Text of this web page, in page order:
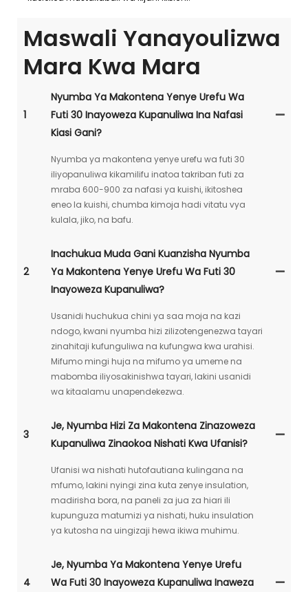
Maswali Yanayoulizwa
Mara Kwa Mara
1
Nyumba Ya Makontena Yenye Urefu Wa
Futi 30 Inayoweza Kupanuliwa Ina Nafasi
Kiasi Gani?
Nyumba ya makontena yenye urefu wa futi 30
iliyopanuliwa kikamilifu inatoa takriban futi za
mraba 600-900 za nafasi ya kuishi, ikitoshea
eneo la kuishi, chumba kimoja hadi vitatu vya
kulala, jiko, na bafu.
2
Inachukua Muda Gani Kuanzisha Nyumba
Ya Makontena Yenye Urefu Wa Futi 30
Inayoweza Kupanuliwa?
Usanidi huchukua chini ya saa moja na kazi
ndogo, kwani nyumba hizi zilizotengenezwa tayari
zinahitaji kufunguliwa na kufungwa kwa urahisi.
Mifumo mingi huja na mifumo ya umeme na
mabomba iliyosakinishwa tayari, lakini usanidi
wa kitaalamu unapendekezwa.
3
Je, Nyumba Hizi Za Makontena Zinazoweza
Kupanuliwa Zinaokoa Nishati Kwa Ufanisi?
Ufanisi wa nishati hutofautiana kulingana na
mfumo, lakini nyingi zina kuta zenye insulation,
madirisha bora, na paneli za jua za hiari ili
kupunguza matumizi ya nishati, huku insulation
ya kutosha na uingizaji hewa ikiwa muhimu.
4
Je, Nyumba Ya Makontena Yenye Urefu
Wa Futi 30 Inayoweza Kupanuliwa Inaweza